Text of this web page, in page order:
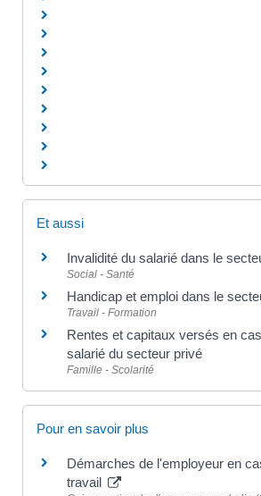
Et aussi
Invalidité du salarié dans le
Social - Santé
Handicap et emploi dans le
Travail - Formation
Rentes et capitaux versés en
salarié du secteur privé
Famille - Scolarité
Pour en savoir plus
Démarches de l'employeur en
travail